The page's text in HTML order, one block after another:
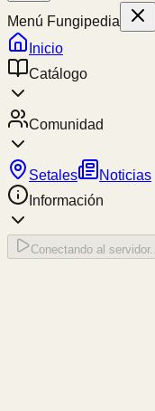
Menú Fungipedia
Inicio
Catálogo
Comunidad
Setales
Noticias
Información
Conectando al servidor...